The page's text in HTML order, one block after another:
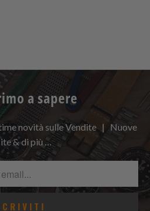
a sapere
novità sulle Vendite | Nuove
& di più …